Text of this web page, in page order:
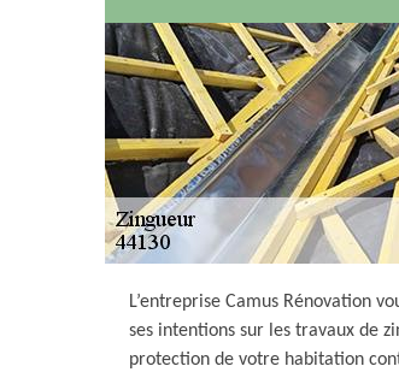
L’entreprise Camus Rénovation
ses intentions sur les travaux de
protection de votre habitation